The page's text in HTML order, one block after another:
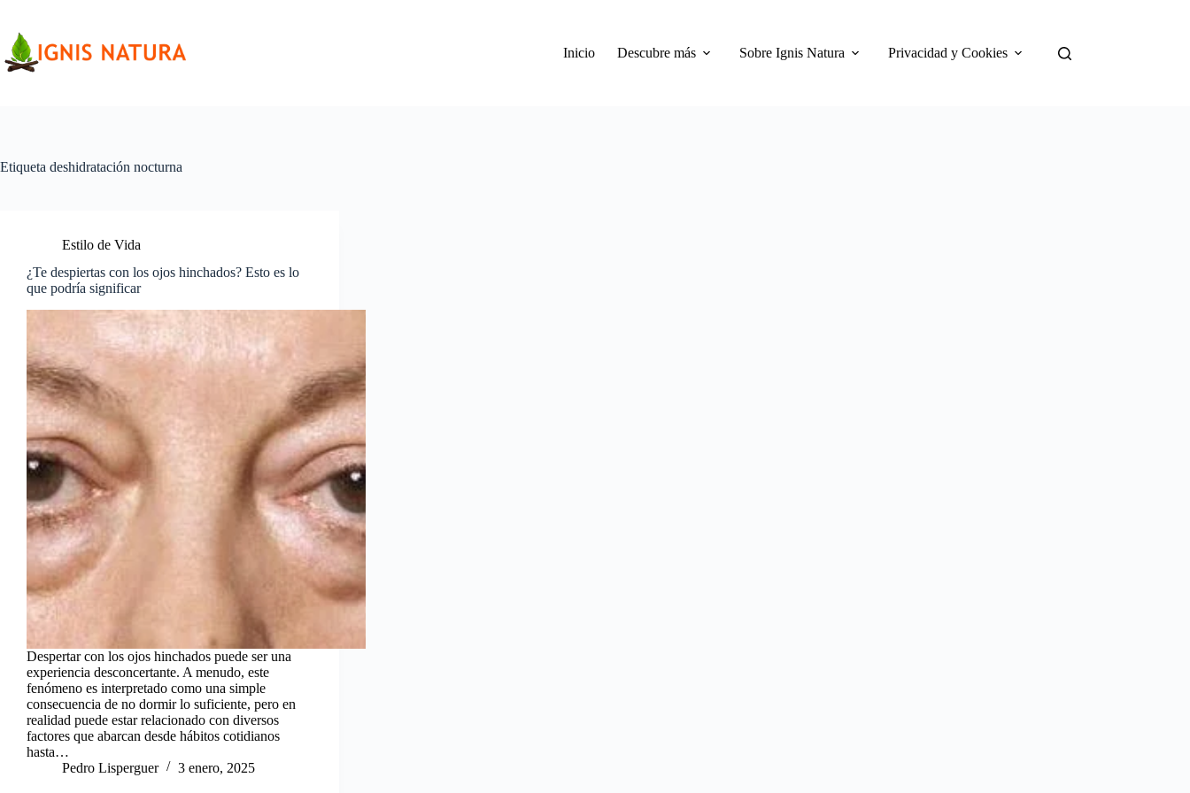
contenido
Inicio
Descubre más Sobre Ignis Natura Privacidad y Cookies
Etiqueta deshidratación nocturna
Estilo de Vida
¿Te despiertas con los ojos hinchados? Esto es lo
que podría significar
Despertar con los ojos hinchados puede ser una
experiencia desconcertante. A menudo, este
fenómeno es interpretado como una simple
consecuencia de no dormir lo suficiente, pero en
realidad puede estar relacionado con diversos
factores que abarcan desde hábitos cotidianos
hasta…
Pedro Lisperguer
3 enero, 2025